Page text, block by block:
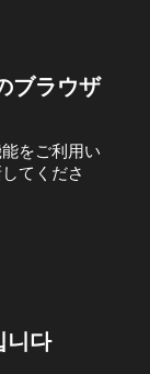
ブラウザ
をご利用い
てくださ
니다